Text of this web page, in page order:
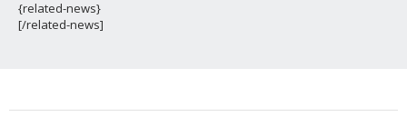
{related-news}
[/related-news]